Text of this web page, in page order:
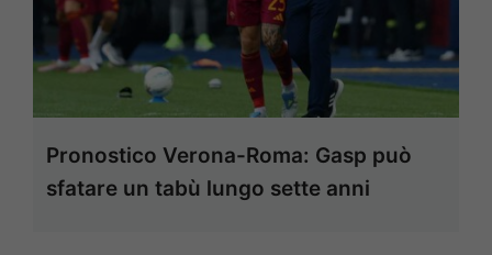
Pronostico Verona-Roma: Gasp può
sfatare un tabù lungo sette anni